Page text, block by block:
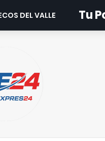
Tu
DEL VALLE".